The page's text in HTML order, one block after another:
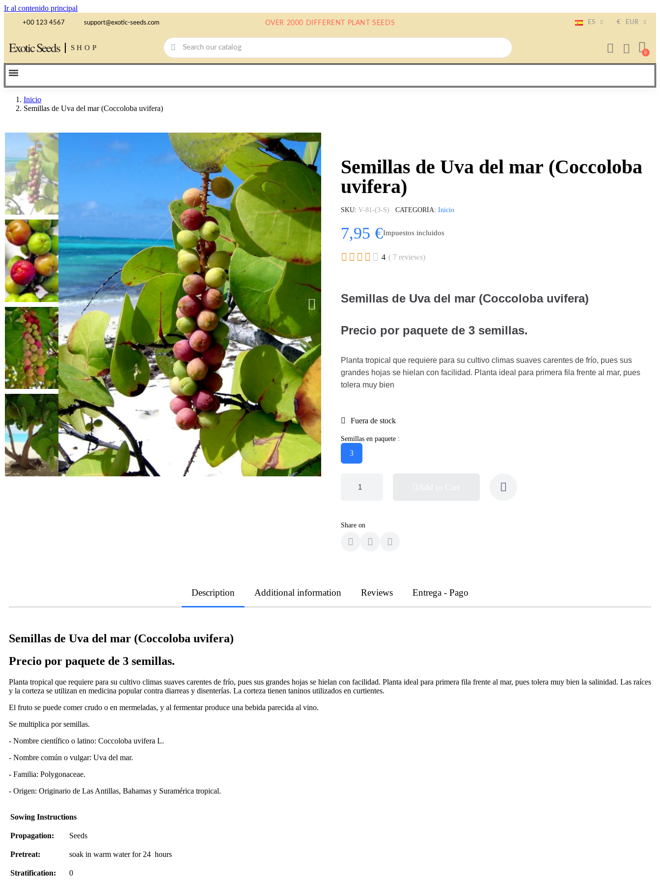
Ir al contenido principal
+00 123 4567 support@exotic-seeds.com OVER 2000 DIFFERENT PLANT SEEDS ES € EUR
Exotic Seeds SHOP
Inicio
Semillas de Uva del mar (Coccoloba uvifera)
Semillas de Uva del mar (Coccoloba
uvifera)
SKU V-81-(3-S) CATEGORÍA Inicio
7,95 €Impuestos incluidos
     4 ( 7 reviews)
Semillas de Uva del mar (Coccoloba uvifera)
Precio por paquete de 3 semillas.
Planta tropical que requiere para su cultivo climas suaves carentes de frío, pues sus
grandes hojas se hielan con facilidad. Planta ideal para primera fila frente al mar, pues
tolera muy bien
Fuera de stock
Semillas en paquete :
3
Share on
Description Additional information Reviews Entrega - Pago
Semillas de Uva del mar (Coccoloba uvifera)
Precio por paquete de 3 semillas.
Planta tropical que requiere para su cultivo climas suaves carentes de frío, pues sus grandes hojas se hielan con facilidad. Planta ideal para primera fila frente al mar, pues tolera muy bien la salinidad. Las raíces
y la corteza se utilizan en medicina popular contra diarreas y disenterías. La corteza tienen taninos utilizados en curtientes.
El fruto se puede comer crudo o en mermeladas, y al fermentar produce una bebida parecida al vino.
Se multiplica por semillas.
- Nombre científico o latino: Coccoloba uvifera L.
- Nombre común o vulgar: Uva del mar.
- Familia: Polygonaceae.
- Origen: Originario de Las Antillas, Bahamas y Suramérica tropical.
Sowing Instructions
Propagation: Seeds
Pretreat: soak in warm water for 24 hours
Stratification: 0